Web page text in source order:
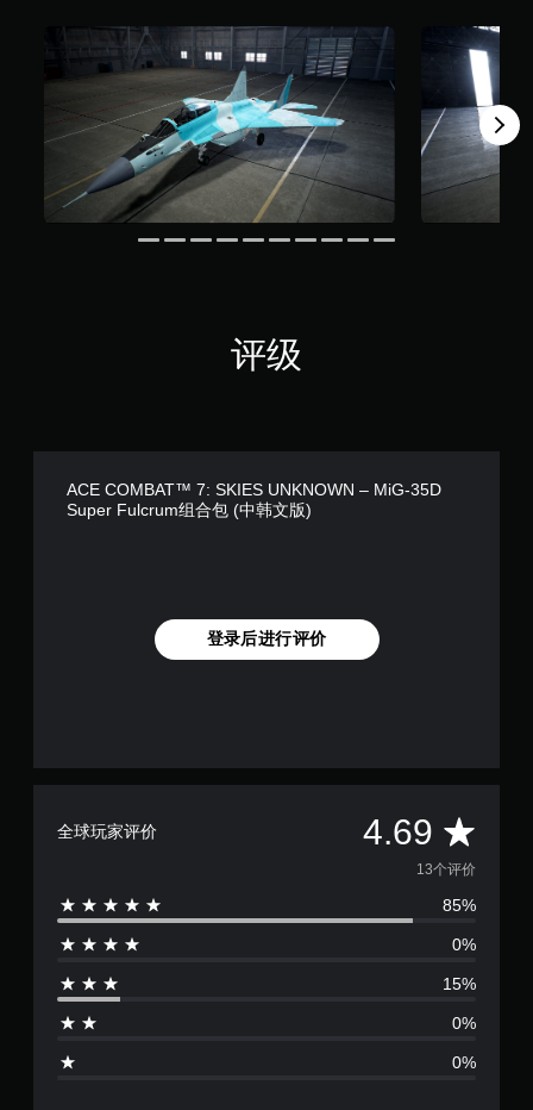
评级
ACE COMBAT™ 7: SKIES UNKNOWN – MiG-35D
Super Fulcrum组合包 (中韩文版)
登录后进行评价
全球玩家评价 4.69 平
均
评
价
13个评价
85%
0%
15%
0%
0%